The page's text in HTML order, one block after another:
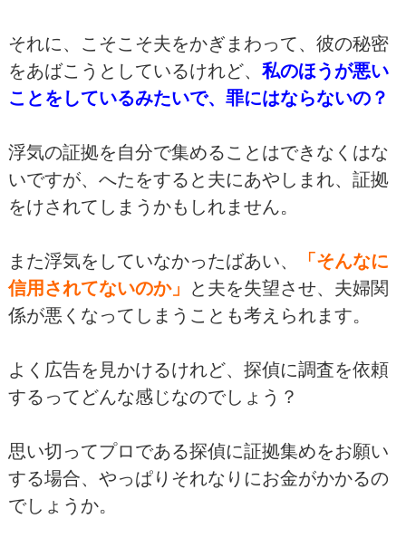
それに、こそこそ夫をかぎまわって、彼の秘密
をあばこうとしているけれど、私のほうが悪い
ことをしているみたいで、罪にはならないの？
浮気の証拠を自分で集めることはできなくはな
いですが、へたをすると夫にあやしまれ、証拠
をけされてしまうかもしれません。
また浮気をしていなかったばあい、
「そんなに
信用されてないのか」
と夫を失望させ、夫婦関
係が悪くなってしまうことも考えられます。
よく広告を見かけるけれど、探偵に調査を依頼
するってどんな感じなのでしょう？
思い切ってプロである探偵に証拠集めをお願い
する場合、やっぱりそれなりにお金がかかるの
でしょうか。